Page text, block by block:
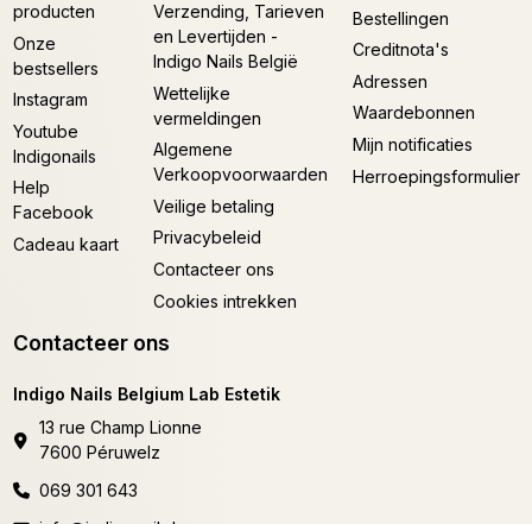
producten
Onze
bestsellers
Instagram
Youtube
Indigonails
Help
Facebook
Cadeau kaart
Verzending, Tarieven
en Levertijden -
Indigo Nails België
Wettelijke
vermeldingen
Algemene
Verkoopvoorwaarden
Veilige betaling
Privacybeleid
Contacteer ons
Cookies intrekken
Bestellingen
Creditnota's
Adressen
Waardebonnen
Mijn notificaties
Herroepingsformulier
Contacteer ons
Indigo Nails Belgium Lab Estetik
13 rue Champ Lionne
7600 Péruwelz
069 301 643